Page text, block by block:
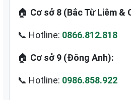
🏠 Cơ sở 8 (Bắc Từ Liêm &
📞 Hotline: 0866.812.818
🏠 Cơ sở 9 (Đông Anh):
📞 Hotline: 0986.858.922